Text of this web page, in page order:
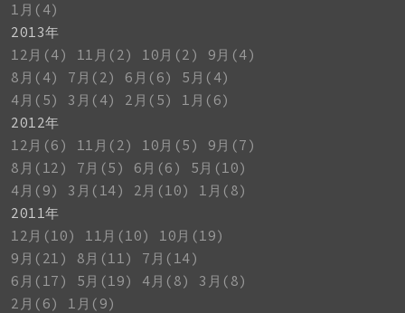
1月(4)
2013年
12月(4)
11月(2) 10月(2)
9月(4)
8月(4)
7月(2) 6月(6)
5月(4)
4月(5)
3月(4) 2月(5)
1月(6)
2012年
12月(6)
11月(2) 10月(5)
9月(7)
8月(12)
7月(5) 6月(6)
5月(10)
4月(9)
3月(14) 2月(10)
1月(8)
2011年
12月(10)
11月(10)
10月(19)
9月(21)
8月(11)
7月(14)
6月(17)
5月(19) 4月(8)
3月(8)
2月(6)
1月(9)